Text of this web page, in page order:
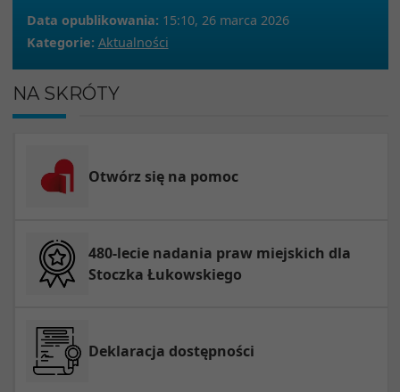
Data opublikowania: 15:10, 26 marca 2026
Kategorie: Aktualności
NA SKRÓTY
Otwórz się na pomoc
480-lecie nadania praw miejskich dla
Stoczka Łukowskiego
Deklaracja dostępności